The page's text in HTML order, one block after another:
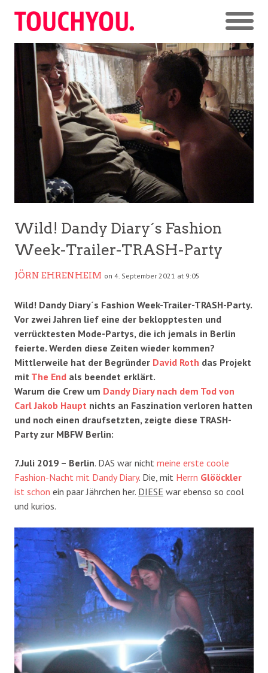
Wild! Dandy Diary´s Fashion
Week-Trailer-TRASH-Party
JÖRN EHRENHEIM on 4. September 2021 at 9:05
Wild! Dandy Diary´s Fashion Week-Trailer-TRASH-Party.
Vor zwei Jahren lief eine der beklopptesten und
verrücktesten Mode-Partys, die ich jemals in Berlin
feierte. Werden diese Zeiten wieder kommen?
Mittlerweile hat der Begründer David Roth das Projekt
mit The End als beendet erklärt.
Warum die Crew um Dandy Diary nach dem Tod von
Carl Jakob Haupt nichts an Faszination verloren hatten
und noch einen draufsetzten, zeigte diese TRASH-
Party zur MBFW Berlin:
7.Juli 2019 – Berlin. DAS war nicht meine erste coole
Fashion-Nacht mit Dandy Diary. Die, mit Herrn Glööckler
ist schon ein paar Jährchen her. DIESE war ebenso so cool
und kurios.